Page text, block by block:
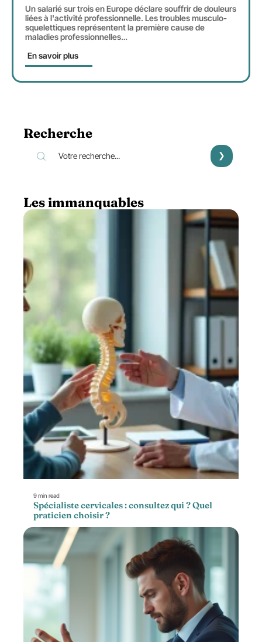
Un salarié sur trois en Europe déclare souffrir de douleurs
liées à l'activité professionnelle. Les troubles musculo-
squelettiques représentent la première cause de
maladies professionnelles…
En savoir plus
Recherche
Les immanquables
9 min read
Spécialiste cervicales : consultez qui ? Quel
praticien choisir ?